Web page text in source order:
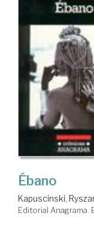
Ébano
Kapuscinski,
Editorial Anagrama.